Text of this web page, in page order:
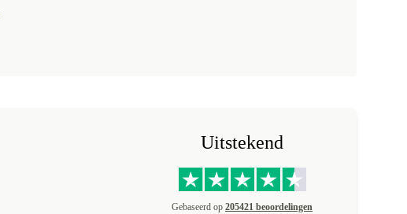
Uitstekend
Gebaseerd op 205421 beoordelingen